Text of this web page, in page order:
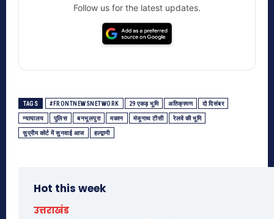
Follow us for the latest updates.
TAGS #FRONTNEWSNETWORK 29 एकड़ भूमि अतिक्रमण दो दिसंबर
न्यायालय पुलिस बनभूलपुरा मकान मंजूनाथ टीसी रेलवे की भूमि
सुप्रीम कोर्ट में सुनवाई आज हल्द्वानी
Hot this week
उत्तराखंड